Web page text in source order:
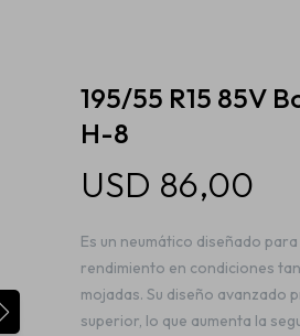
195/55 R15 85V
H-8
USD 86,00
Es un neumático diseñado
rendimiento en condiciones
mojadas. Su diseño avanzado
superior, lo que aumenta la